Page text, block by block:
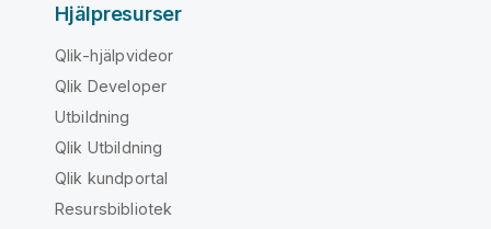
Hjälpresurser
Qlik-hjälpvideor
Qlik Developer
Utbildning
Qlik Utbildning
Qlik kundportal
Resursbibliotek